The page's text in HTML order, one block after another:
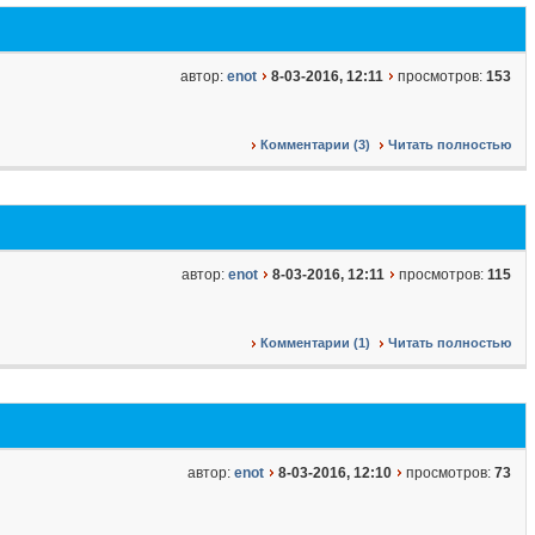
автор: enot 8-03-2016, 12:11 просмотров: 153
Комментарии (3) Читать полностью
автор: enot 8-03-2016, 12:11 просмотров: 115
Комментарии (1) Читать полностью
автор: enot 8-03-2016, 12:10 просмотров: 73